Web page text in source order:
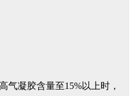
气凝胶含量至15%以上时，